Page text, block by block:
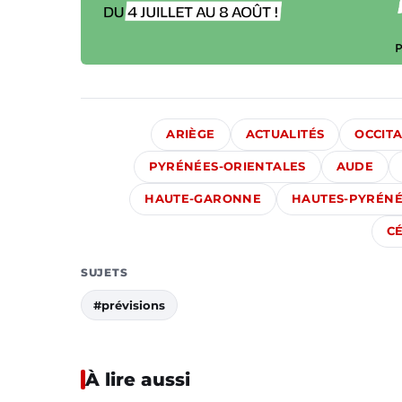
ARIÈGE ACTUALITÉS
PYRÉNÉES-ORIENTALES AUDE
HAUTE-GARONNE HAUTES-
SUJETS
#prévisions
À lire aussi